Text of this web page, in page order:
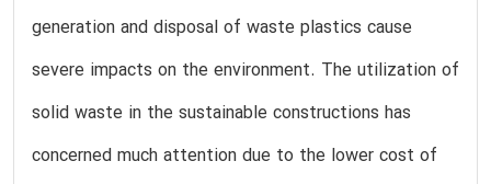
generation and disposal of waste plastics cause
severe impacts on the environment. The utilization of
solid waste in the sustainable constructions has
concerned much attention due to the lower cost of